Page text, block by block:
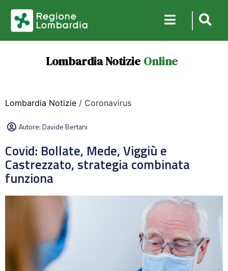
Lombardia Notizie Online
Lombardia Notizie / Coronavirus
Autore:Davide Bertani
Covid: Bollate, Mede, Viggiù e
Castrezzato, strategia combinata
funziona